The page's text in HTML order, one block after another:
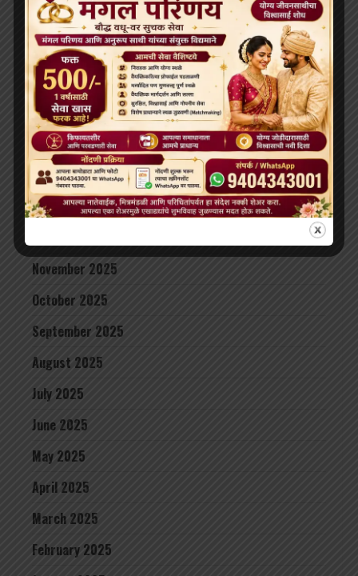
ARCHIVES
July 2026
June 2026
May 2026
April 2026
February 2026
January 2026
November 2025
October 2025
September 2025
August 2025
July 2025
June 2025
May 2025
April 2025
March 2025
February 2025